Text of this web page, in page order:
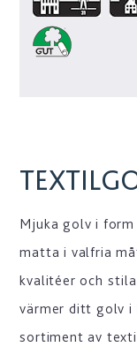
Mjuka golv i
matta i valfria
kvalitéer och
värmer ditt golv i
sortiment av